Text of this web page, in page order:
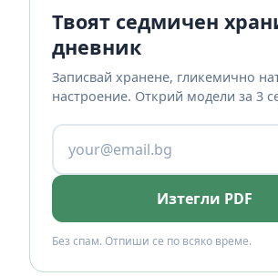
Твоят седмичен
дневник
Записвай хранене, гликемично
настроение. Открий модели за 3
Изтегли PDF
Без спам. Отпиши се по всяко време.